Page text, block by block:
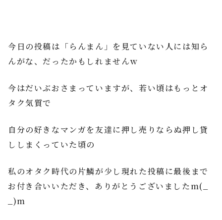
今日の投稿は「らんまん」を見ていない人には知ら
んがな、だったかもしれませんｗ
今はだいぶおさまっていますが、若い頃はもっとオ
タク気質で
自分の好きなマンガを友達に押し売りならぬ押し貸
ししまくっていた頃の
私のオタク時代の片鱗が少し現れた投稿に最後まで
お付き合いいただき、ありがとうございましたm(_
_)m